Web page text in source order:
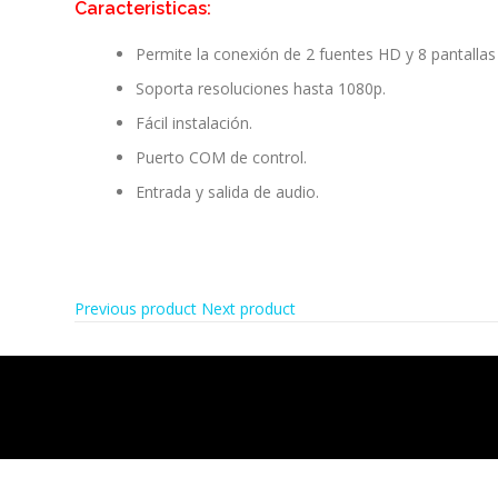
Caracteristicas:
Permite la conexión de 2 fuentes HD y 8 pantallas
Soporta resoluciones hasta 1080p.
Fácil instalación.
Puerto COM de control.
Entrada y salida de audio.
Previous product Next product